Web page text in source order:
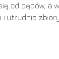
od pędów, a
utrudnia